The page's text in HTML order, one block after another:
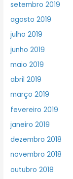
setembro 2019
agosto 2019
julho 2019
junho 2019
maio 2019
abril 2019
março 2019
fevereiro 2019
janeiro 2019
dezembro 2018
novembro 2018
outubro 2018